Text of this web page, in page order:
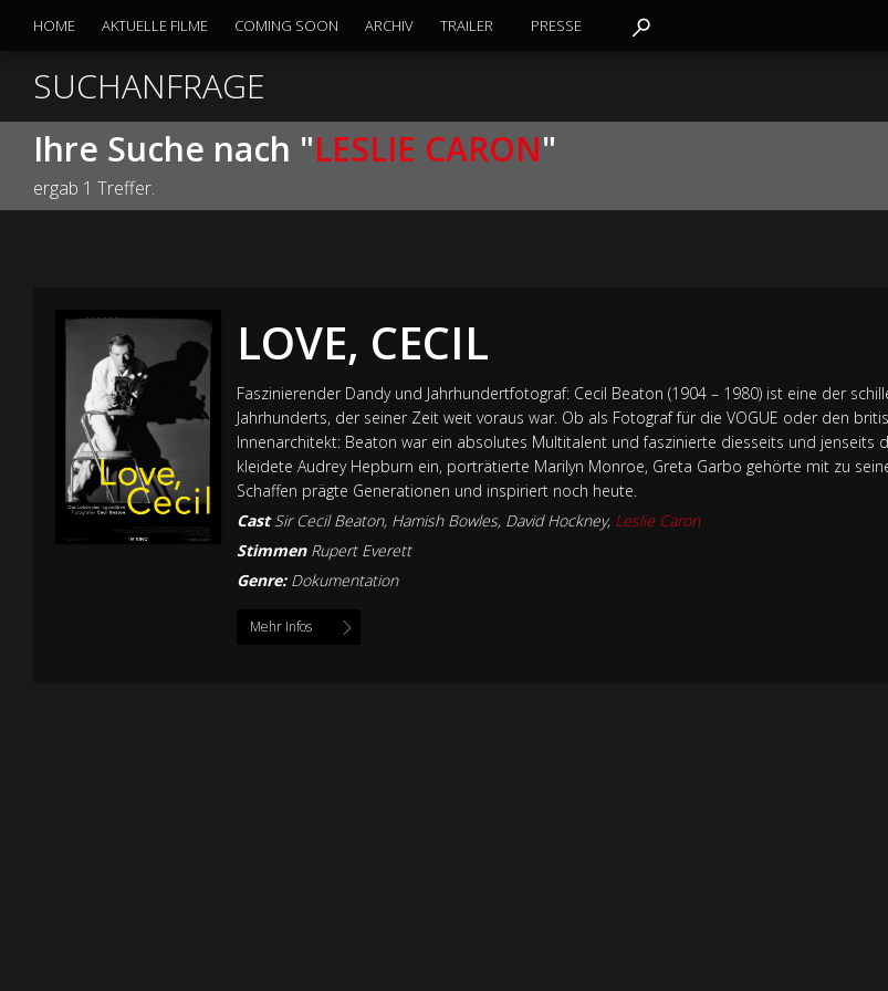
SUCHANFRAGE
Ihre Suche nach "LESLIE CARON"
ergab 1 Treffer.
LOVE, CECIL
Faszinierender Dandy und Jahrhundertfotograf: Cecil Beaton (1904 – 1980) ist eine der
Jahrhunderts, der seiner Zeit weit voraus war. Ob als Fotograf für die VOGUE oder den
Innenarchitekt: Beaton war ein absolutes Multitalent und faszinierte diesseits und jenseits
kleidete Audrey Hepburn ein, porträtierte Marilyn Monroe, Greta Garbo gehörte mit zu
Schaffen prägte Generationen und inspiriert noch heute.
Cast Sir Cecil Beaton, Hamish Bowles, David Hockney, Leslie Caron
Stimmen Rupert Everett
Genre: Dokumentation
Mehr Infos
HOME AKTUELLE FILME COMING SOON ARCHIV TRAILER PRESSE